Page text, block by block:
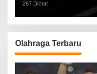
267 Dilihat
Olahraga Terbaru